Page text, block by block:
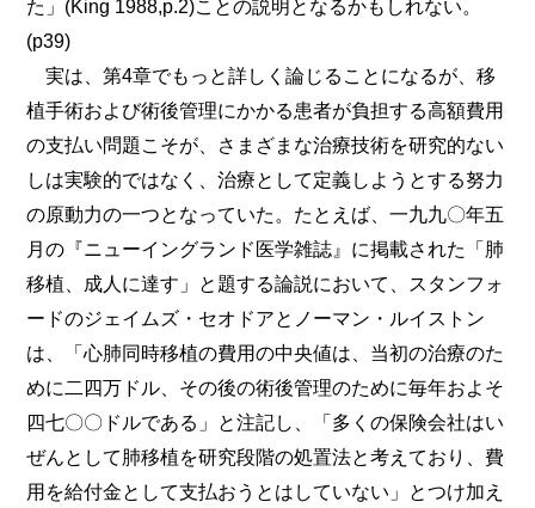
た」(King 1988,p.2)ことの説明となるかもしれない。
(p39)
実は、第4章でもっと詳しく論じることになるが、移
植手術および術後管理にかかる患者が負担する高額費用
の支払い問題こそが、さまざまな治療技術を研究的ない
しは実験的ではなく、治療として定義しようとする努力
の原動力の一つとなっていた。たとえば、一九九〇年五
月の『ニューイングランド医学雑誌』に掲載された「肺
移植、成人に達す」と題する論説において、スタンフォ
ードのジェイムズ・セオドアとノーマン・ルイストン
は、「心肺同時移植の費用の中央値は、当初の治療のた
めに二四万ドル、その後の術後管理のために毎年およそ
四七〇〇ドルである」と注記し、「多くの保険会社はい
ぜんとして肺移植を研究段階の処置法と考えており、費
用を給付金として支払おうとはしていない」とつけ加え